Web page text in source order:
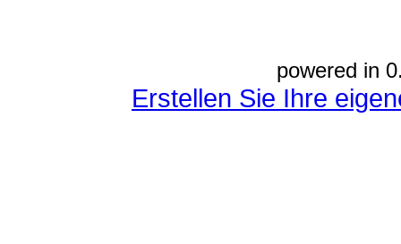
powered in
Erstellen Sie Ihre